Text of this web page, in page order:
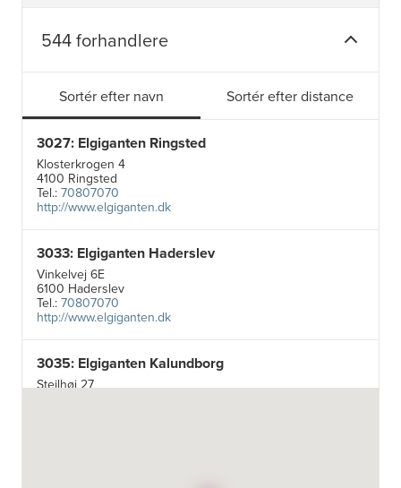
544 forhandlere
Sortér efter navn Sortér efter distance
3027: Elgiganten Ringsted
Klosterkrogen 4
4100 Ringsted
Tel.:70807070
http://www.elgiganten.dk
3033: Elgiganten Haderslev
Vinkelvej 6E
6100 Haderslev
Tel.:70807070
http://www.elgiganten.dk
3035: Elgiganten Kalundborg
Stejlhøj 27